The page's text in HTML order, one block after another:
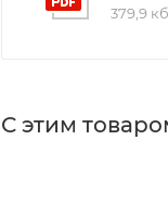
379,9 кб
С этим